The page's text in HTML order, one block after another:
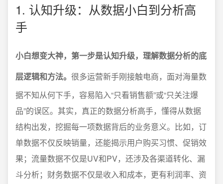
1. 认知升级：从数据小白到分析高
手
小白想变大神，第一步是认知升级，理解数据分析的底
层逻辑和方法。 很多运营新手刚接触电商，面对海量数
据不知从何下手，容易陷入“只看销售额”或“只关注爆
品”的误区。其实，真正的数据分析高手，懂得从数据
结构出发，挖掘每一项数据背后的业务意义。比如，订
单数据不仅反映销量，还能揭示用户购买习惯、促销效
果；流量数据不仅是UV和PV，还涉及各渠道转化、漏
斗分析；财务数据不仅是收入和成本，更有利润率、资